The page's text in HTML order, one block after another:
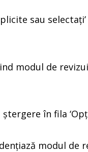
sau
în fila